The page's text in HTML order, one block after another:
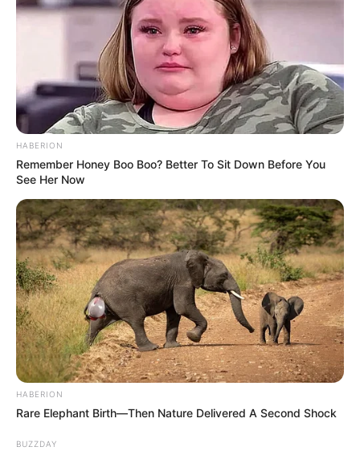
HABERION
Remember Honey Boo Boo? Better To Sit Down Before You
See Her Now
HABERION
Rare Elephant Birth—Then Nature Delivered A Second Shock
BUZZDAY